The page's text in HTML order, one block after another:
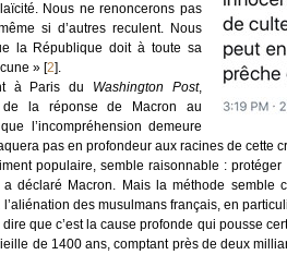
Nous ne renoncerons pas
si d’autres reculent. Nous
la République doit à toute sa
» [2].
à Paris du Washington Post,
de la réponse de Macron au
l’incompréhension demeure
pas en profondeur aux racines de
populaire, semble raisonnable :
a déclaré Macron. Mais la méthode
l’aliénation des musulmans français, en
que c’est la cause profonde qui pousse
de 1400 ans, comptant près de deux